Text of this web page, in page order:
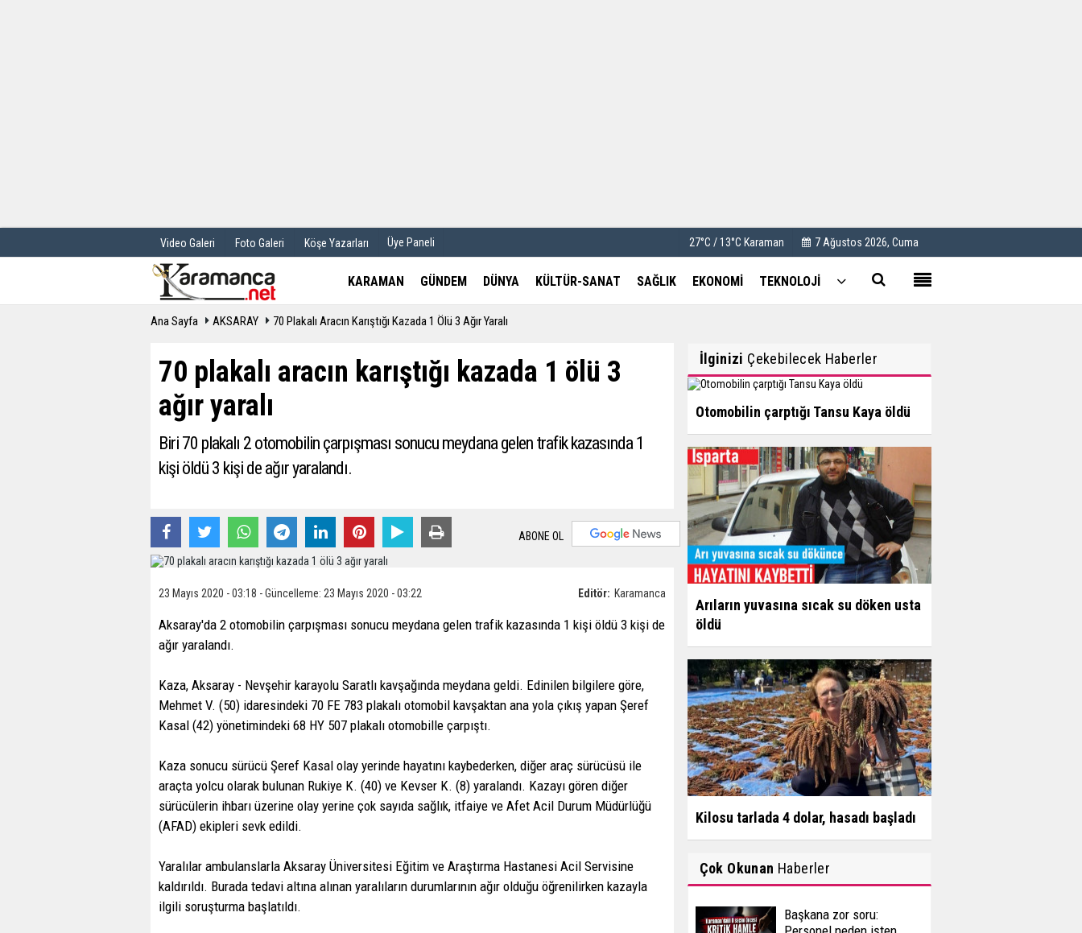
Video Galeri Foto Galeri Köşe Yazarları Üye Paneli 27°C / 13°C Karaman 7 Ağustos 2026, Cuma
KARAMAN GÜNDEM DÜNYA KÜLTÜR-SANAT SAĞLIK EKONOMİ TEKNOLOJİ
Ana Sayfa AKSARAY 70 Plakalı Aracın Karıştığı Kazada 1 Ölü 3 Ağır Yaralı
70 plakalı aracın karıştığı kazada 1 ölü 3
ağır yaralı
Biri 70 plakalı 2 otomobilin çarpışması sonucu meydana gelen trafik kazasında 1
kişi öldü 3 kişi de ağır yaralandı.
ABONE OL
Editör: Karamanca
23 Mayıs 2020 - 03:18 - Güncelleme: 23 Mayıs 2020 - 03:22
Aksaray'da 2 otomobilin çarpışması sonucu meydana gelen trafik kazasında 1 kişi öldü 3 kişi de
ağır yaralandı.
Kaza, Aksaray - Nevşehir karayolu Saratlı kavşağında meydana geldi. Edinilen bilgilere göre,
Mehmet V. (50) idaresindeki 70 FE 783 plakalı otomobil kavşaktan ana yola çıkış yapan Şeref
Kasal (42) yönetimindeki 68 HY 507 plakalı otomobille çarpıştı.
Kaza sonucu sürücü Şeref Kasal olay yerinde hayatını kaybederken, diğer araç sürücüsü ile
araçta yolcu olarak bulunan Rukiye K. (40) ve Kevser K. (8) yaralandı. Kazayı gören diğer
sürücülerin ihbarı üzerine olay yerine çok sayıda sağlık, itfaiye ve Afet Acil Durum Müdürlüğü
(AFAD) ekipleri sevk edildi.
Yaralılar ambulanslarla Aksaray Üniversitesi Eğitim ve Araştırma Hastanesi Acil Servisine
kaldırıldı. Burada tedavi altına alınan yaralıların durumlarının ağır olduğu öğrenilirken kazayla
ilgili soruşturma başlatıldı.
İlginizi Çekebilecek Haberler
Otomobilin çarptığı Tansu Kaya öldü
Arıların yuvasına sıcak su döken usta
öldü
Kilosu tarlada 4 dolar, hasadı başladı
Çok Okunan Haberler
Başkana zor soru: